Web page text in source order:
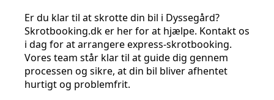
Er du klar til at skrotte din bil i Dyssegård?
Skrotbooking.dk er her for at hjælpe. Kontakt os
i dag for at arrangere express-skrotbooking.
Vores team står klar til at guide dig gennem
processen og sikre, at din bil bliver afhentet
hurtigt og problemfrit.